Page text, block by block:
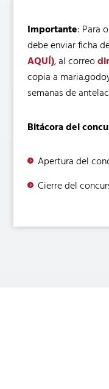
Importante: Para
debe enviar ficha
AQUÍ), al correo
copia a
semanas de
Bitácora del
Apertura del
Cierre del